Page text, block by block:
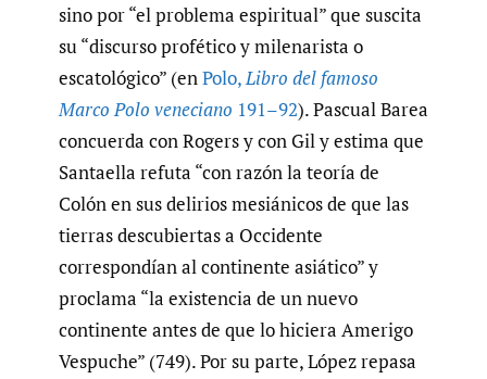
sino por “el problema espiritual” que suscita
su “discurso profético y milenarista o
escatológico” (enPolo,Libro del famoso
Marco Polo veneciano 191–92). Pascual Barea
concuerda con Rogers y con Gil y estima que
Santaella refuta “con razón la teoría de
Colón en sus delirios mesiánicos de que las
tierras descubiertas a Occidente
correspondían al continente asiático” y
proclama “la existencia de un nuevo
continente antes de que lo hiciera Amerigo
Vespuche” (749). Por su parte, López repasa